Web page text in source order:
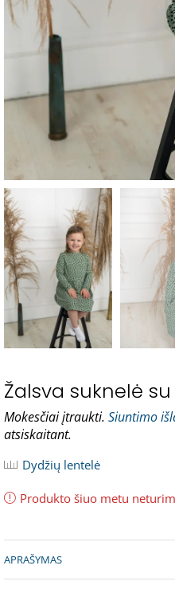
Žalsva suknelė
Mokesčiai įtraukti. Siuntimo
atsiskaitant.
Dydžių lentelė
Produkto šiuo metu
APRAŠYMAS